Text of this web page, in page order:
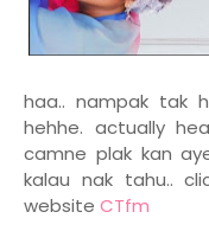
haa.. nampak tak
hehhe. actually
camne plak kan
kalau nak tahu..
website CTfm